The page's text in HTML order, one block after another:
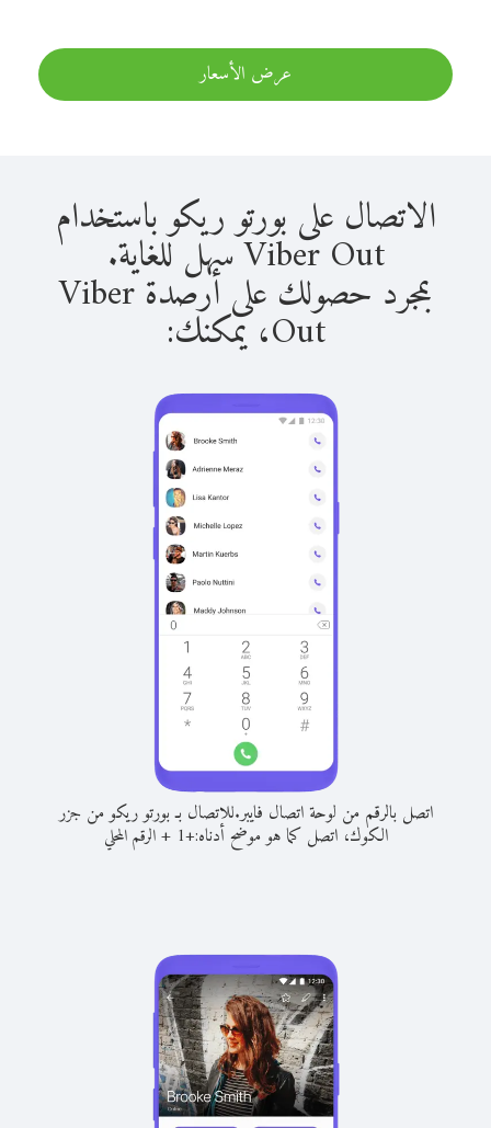
عرض الأسعار
الاتصال على بورتو ريكو باستخدام
Viber Out سهل للغاية.
بمجرد حصولك على أرصدة Viber
Out، يمكنك:
اتصل بالرقم من لوحة اتصال فايبر.للاتصال بـ بورتو ريكو من جزر
الكوك، اتصل كما هو موضح أدناه:+
1
+الرقم المحلي